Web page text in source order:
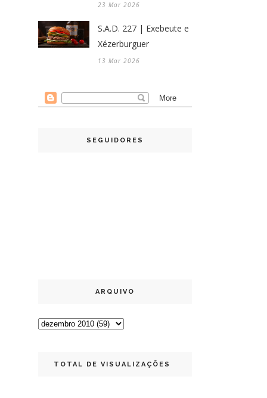
23 Mar 2026
S.A.D. 227 | Exebeute e
Xézerburguer
13 Mar 2026
SEGUIDORES
ARQUIVO
TOTAL DE VISUALIZAÇÕES